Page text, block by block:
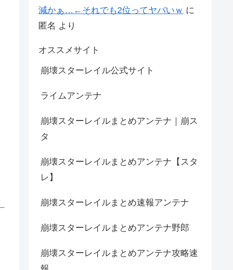
減かぁ…←それでも2位ってヤバいｗ に
匿名 より
オススメサイト
崩壊スターレイル公式サイト
ライムアンテナ
崩壊スターレイルまとめアンテナ｜崩ス
タ
崩壊スターレイルまとめアンテナ【スタ
レ】
崩壊スターレイルまとめ速報アンテナ
崩壊スターレイルまとめアンテナ野郎
崩壊スターレイルまとめアンテナ攻略速